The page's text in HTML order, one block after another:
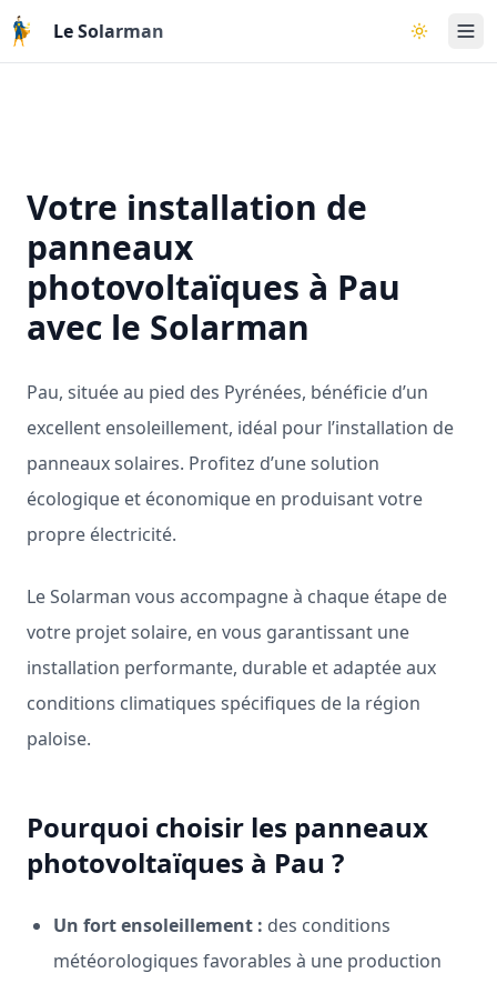
Aller au contenu principal
Le Solarman Basculer
Votre installation de
panneaux
photovoltaïques à Pau
avec le Solarman
Pau, située au pied des Pyrénées, bénéficie d’un
excellent ensoleillement, idéal pour l’installation de
panneaux solaires. Profitez d’une solution
écologique et économique en produisant votre
propre électricité.
Le Solarman vous accompagne à chaque étape de
votre projet solaire, en vous garantissant une
installation performante, durable et adaptée aux
conditions climatiques spécifiques de la région
paloise.
Pourquoi choisir les panneaux
photovoltaïques à Pau ?
Un fort ensoleillement : des conditions
météorologiques favorables à une production